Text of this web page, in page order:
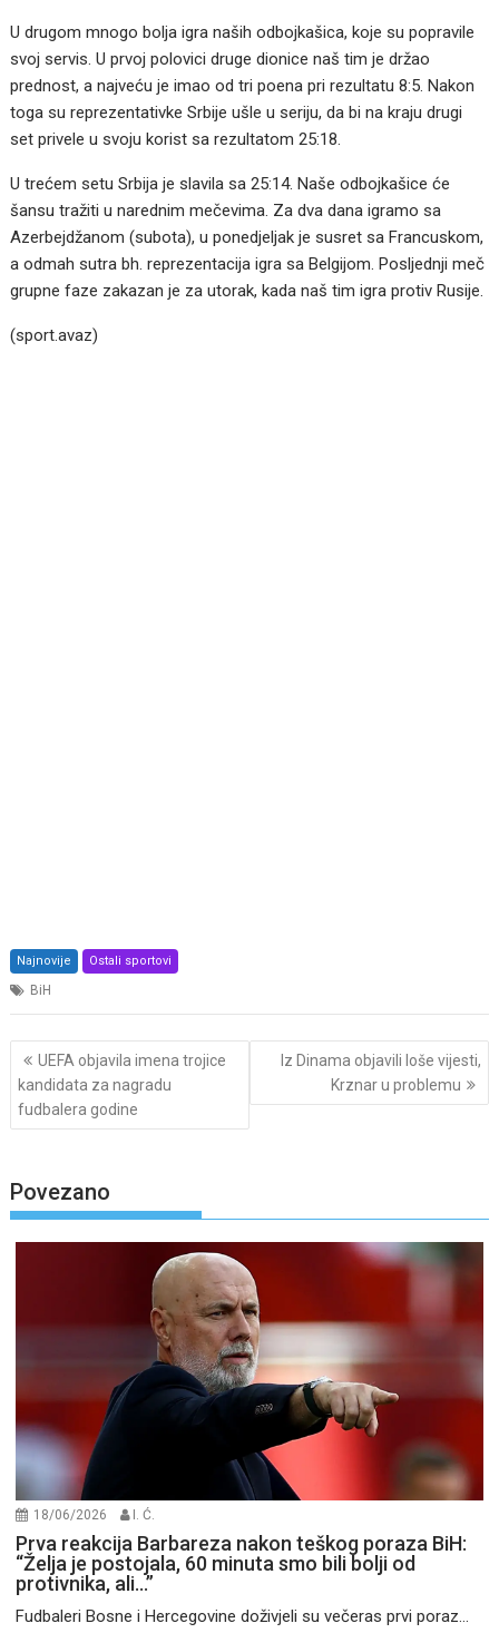
U drugom mnogo bolja igra naših odbojkašica, koje su popravile
svoj servis. U prvoj polovici druge dionice naš tim je držao
prednost, a najveću je imao od tri poena pri rezultatu 8:5. Nakon
toga su reprezentativke Srbije ušle u seriju, da bi na kraju drugi
set privele u svoju korist sa rezultatom 25:18.
U trećem setu Srbija je slavila sa 25:14. Naše odbojkašice će
šansu tražiti u narednim mečevima. Za dva dana igramo sa
Azerbejdžanom (subota), u ponedjeljak je susret sa Francuskom,
a odmah sutra bh. reprezentacija igra sa Belgijom. Posljednji meč
grupne faze zakazan je za utorak, kada naš tim igra protiv Rusije.
(sport.avaz)
Najnovije Ostali sportovi
BiH
Post
navigation
UEFA objavila imena trojice
kandidata za nagradu
fudbalera godine
Iz Dinama objavili loše vijesti,
Krznar u problemu
Povezano
18/06/2026 I. Ć.
Prva reakcija Barbareza nakon teškog poraza BiH:
“Želja je postojala, 60 minuta smo bili bolji od
protivnika, ali…”
Fudbaleri Bosne i Hercegovine doživjeli su večeras prvi poraz...